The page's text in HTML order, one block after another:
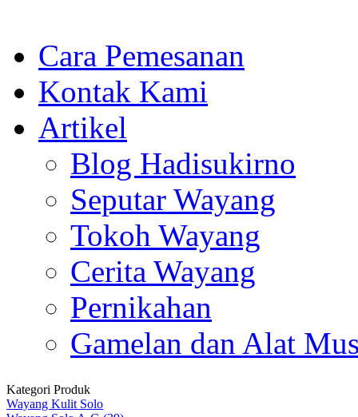
Cara Pemesanan
Kontak Kami
Artikel
Blog Hadisukirno
Seputar Wayang
Tokoh Wayang
Cerita Wayang
Pernikahan
Gamelan dan Alat
Kategori Produk
Wayang Kulit Solo